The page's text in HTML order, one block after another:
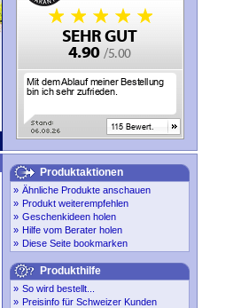
Produktaktionen
» Ähnliche Produkte anschauen
» Produkt weiterempfehlen
» Geschenkideen holen
» Hilfe vom Berater holen
» Diese Seite bookmarken
Produkthilfe
» So wird bestellt...
» Preisinfo für Schweizer Kunden